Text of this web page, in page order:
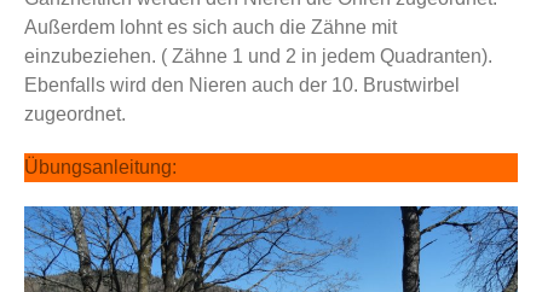
Außerdem lohnt es sich auch die Zähne mit
einzubeziehen. ( Zähne 1 und 2 in jedem Quadranten).
Ebenfalls wird den Nieren auch der 10. Brustwirbel
zugeordnet.
Übungsanleitung: